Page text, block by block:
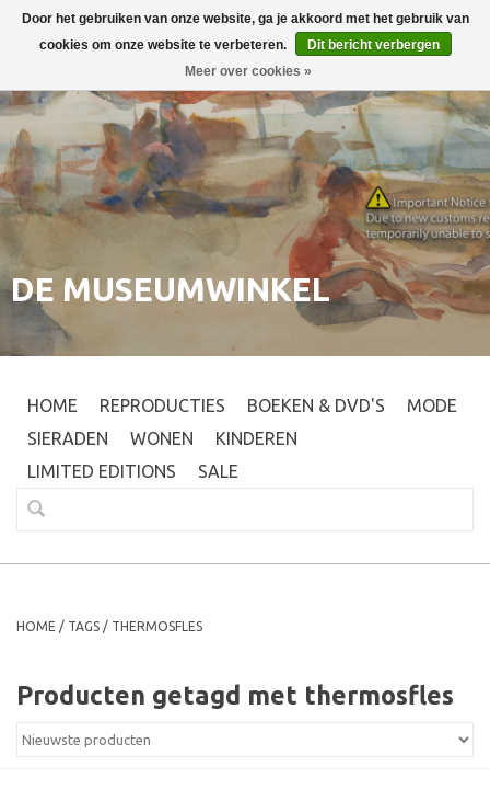
Inloggen 0
DE MUSEUMWINKEL
HOME REPRODUCTIES BOEKEN & DVD'S
MODE
SIERADEN
WONEN
KINDEREN
LIMITED EDITIONS
SALE
HOME / TAGS / THERMOSFLES
Producten getagd met thermosfles
Door het gebruiken van onze website, ga je akkoord met het gebruik van
cookies om onze website te verbeteren.
Dit bericht verbergen
Meer over cookies »